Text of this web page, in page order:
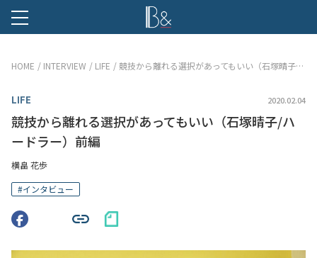
HOME INTERVIEW LIFE 競技から離れる選択があってもいい（石塚晴子/ハードラー）前編
LIFE 2020.02.04
競技から離れる選択があってもいい（石塚晴子/ハ
ードラー）前編
横畠 花歩
#インタビュー